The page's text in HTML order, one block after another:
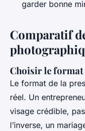
garder bonne
Comparatif
Choisir le format
Le format de la
réel. Un
visage crédible,
l’inverse, un